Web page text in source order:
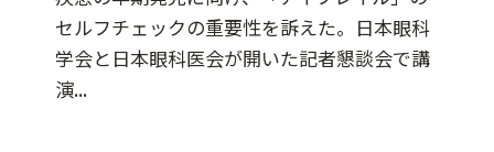
セルフチェックの重要性を訴えた。日本眼科
学会と日本眼科医会が開いた記者懇談会で講
演...